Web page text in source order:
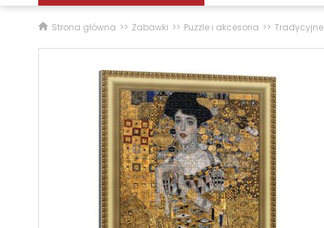
Strona główna Zabawki Puzzle i akcesoria Tradycyjne